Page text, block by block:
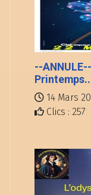
--
14 Mars
Clics : 257